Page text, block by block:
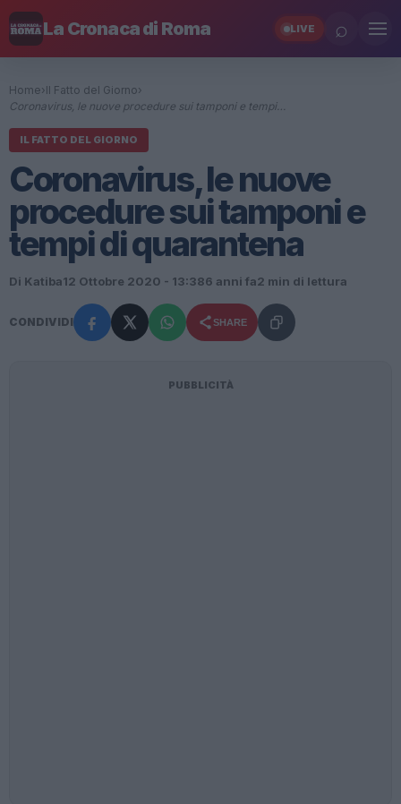
La Cronaca di Roma LIVE ⌕
Home› Il Fatto del Giorno›
Coronavirus, le nuove procedure sui tamponi e tempi…
IL FATTO DEL GIORNO
Coronavirus, le nuove
procedure sui tamponi e
tempi di quarantena
Di Katiba12 Ottobre 2020 - 13:386 anni fa2 min di lettura
CONDIVIDI SHARE
PUBBLICITÀ